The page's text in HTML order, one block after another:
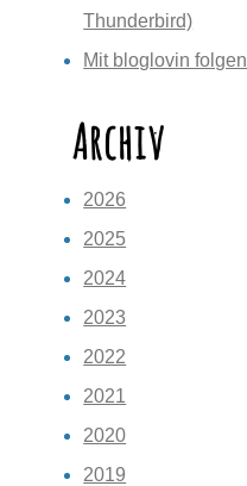
Thunderbird)
Mit bloglovin folgen
Archiv
2026
2025
2024
2023
2022
2021
2020
2019